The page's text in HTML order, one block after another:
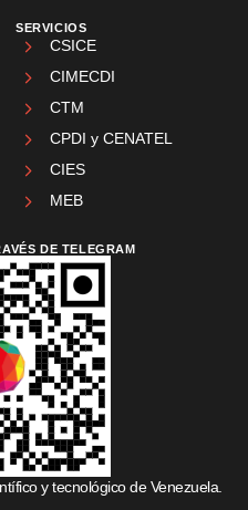
SERVICIOS
CSICE
CIMECDI
CTM
CPDI y CENATEL
CIES
MEB
DE TELEGRAM
y tecnológico de Venezuela.